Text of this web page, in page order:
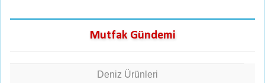
Mutfak Gündemi
Deniz Ürünleri